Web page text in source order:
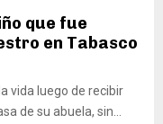
que fue
en Tabasco
vida luego de recibir
de su abuela, sin...